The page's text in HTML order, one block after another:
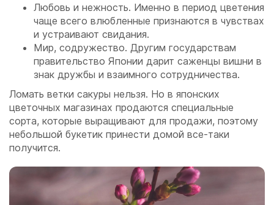
Любовь и нежность. Именно в период цветения
чаще всего влюбленные признаются в чувствах
и устраивают свидания.
Мир, содружество. Другим государствам
правительство Японии дарит саженцы вишни в
знак дружбы и взаимного сотрудничества.
Ломать ветки сакуры нельзя. Но в японских
цветочных магазинах продаются специальные
сорта, которые выращивают для продажи, поэтому
небольшой букетик принести домой все-таки
получится.